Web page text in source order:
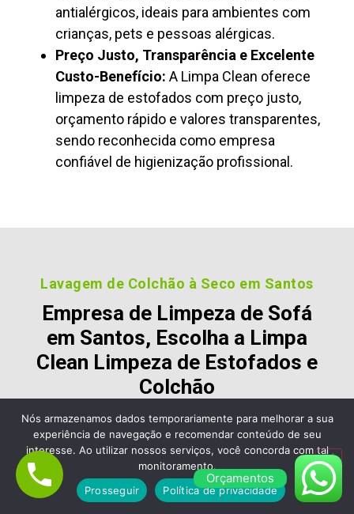
antialérgicos, ideais para ambientes com
crianças, pets e pessoas alérgicas.
Preço Justo, Transparência e Excelente
Custo-Benefício: A Limpa Clean oferece
limpeza de estofados com preço justo,
orçamento rápido e valores transparentes,
sendo reconhecida como empresa
confiável de higienização profissional.
Lavagem de Colchão à Seco em Santos
Empresa de Limpeza de Sofá
em Santos, Escolha a Limpa
Clean Limpeza de Estofados e
Colchão
Nossos clientes são fiéis pois gostara dos nossos
serviços e nos recomendam, veja alguns desses
comentários:
Orçamentos
Nós armazenamos dados temporariamente para melhorar a sua
experiência de navegação e recomendar conteúdo de seu
interesse. Ao utilizar nossos serviços, você concorda com tal
monitoramento.
Prosseguir
Política de privacidade